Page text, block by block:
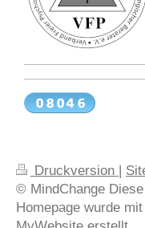
Druckversion
© MindChange Diese
Homepage wurde mit